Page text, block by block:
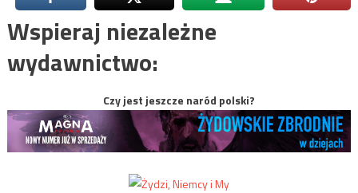
Wspieraj niezależne
wydawnictwo:
Czy jest jeszcze naród polski?